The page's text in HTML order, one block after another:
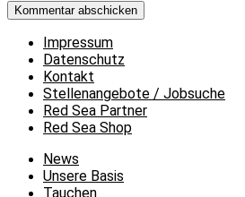
Impressum
Datenschutz
Kontakt
Stellenangebote / Jobsuche
Red Sea Partner
Red Sea Shop
News
Unsere Basis
Tauchen